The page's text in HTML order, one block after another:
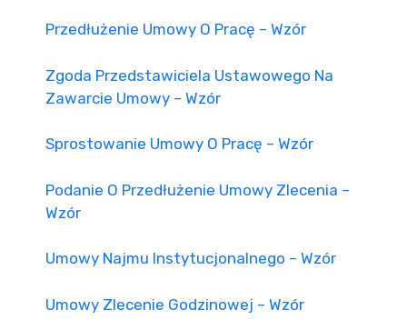
Przedłużenie Umowy O Pracę – Wzór
Zgoda Przedstawiciela Ustawowego Na
Zawarcie Umowy – Wzór
Sprostowanie Umowy O Pracę – Wzór
Podanie O Przedłużenie Umowy Zlecenia –
Wzór
Umowy Najmu Instytucjonalnego – Wzór
Umowy Zlecenie Godzinowej – Wzór